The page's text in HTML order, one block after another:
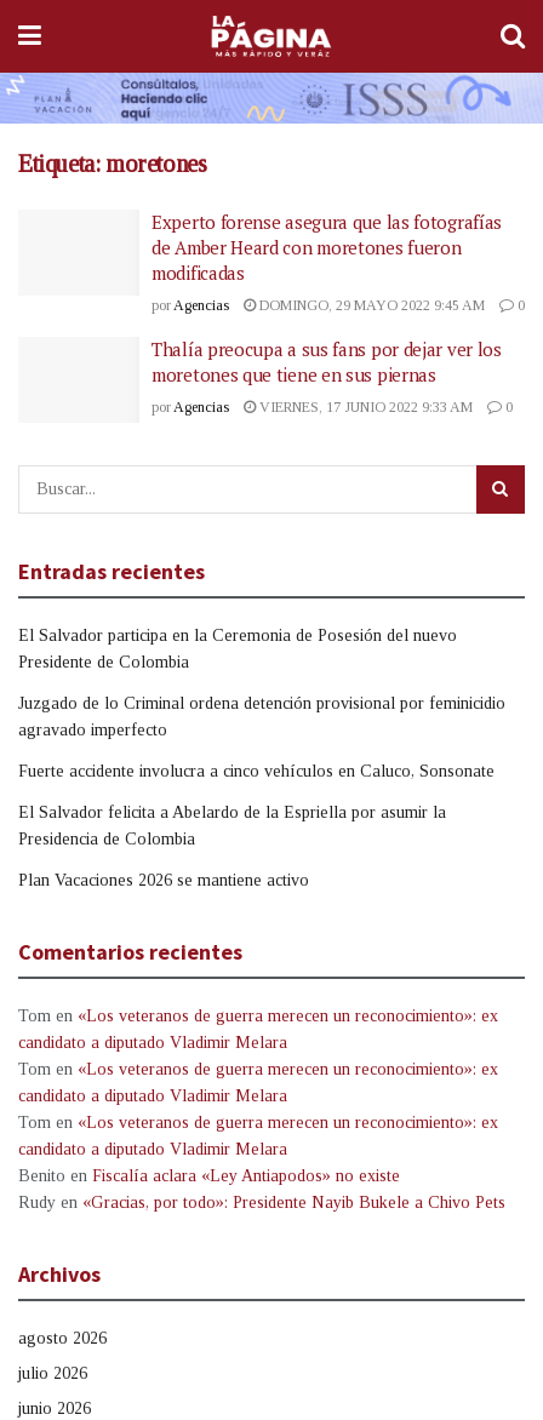
Etiqueta:moretones
Experto forense asegura que las fotografías
de Amber Heard con moretones fueron
modificadas
por Agencias DOMINGO, 29 MAYO 2022 9:45 AM 0
Thalía preocupa a sus fans por dejar ver los
moretones que tiene en sus piernas
por Agencias VIERNES, 17 JUNIO 2022 9:33 AM 0
Entradas recientes
El Salvador participa en la Ceremonia de Posesión del nuevo
Presidente de Colombia
Juzgado de lo Criminal ordena detención provisional por feminicidio
agravado imperfecto
Fuerte accidente involucra a cinco vehículos en Caluco, Sonsonate
El Salvador felicita a Abelardo de la Espriella por asumir la
Presidencia de Colombia
Plan Vacaciones 2026 se mantiene activo
Comentarios recientes
Tom en «Los veteranos de guerra merecen un reconocimiento»: ex
candidato a diputado Vladimir Melara
Tom en «Los veteranos de guerra merecen un reconocimiento»: ex
candidato a diputado Vladimir Melara
Tom en «Los veteranos de guerra merecen un reconocimiento»: ex
candidato a diputado Vladimir Melara
Benito en Fiscalía aclara «Ley Antiapodos» no existe
Rudy en «Gracias, por todo»: Presidente Nayib Bukele a Chivo Pets
Archivos
agosto 2026
julio 2026
junio 2026